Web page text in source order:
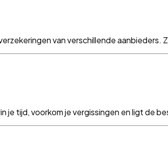
van verschillende aanbieders.
tijd, voorkom je vergissingen en ligt de